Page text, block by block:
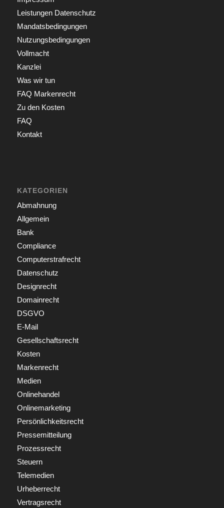
Leistungen Datenschutz
Mandatsbedingungen
Nutzungsbedingungen
Vollmacht
Kanzlei
Was wir tun
FAQ Markenrecht
Zu den Kosten
FAQ
Kontakt
KATEGORIEN
Abmahnung
Allgemein
Bank
Compliance
Computerstrafrecht
Datenschutz
Designrecht
Domainrecht
DSGVO
E-Mail
Gesellschaftsrecht
Kosten
Markenrecht
Medien
Onlinehandel
Onlinemarketing
Persönlichkeitsrecht
Pressemitteilung
Prozessrecht
Steuern
Telemedien
Urheberrecht
Vertragsrecht